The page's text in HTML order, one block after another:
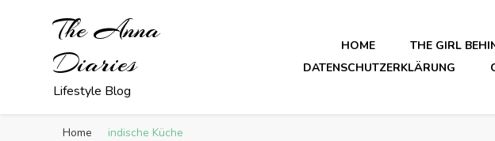
The Anna
Diaries
Lifestyle Blog
HOME THE GIRL
DATENSCHUTZERKLÄRUNG
Home indische Küche